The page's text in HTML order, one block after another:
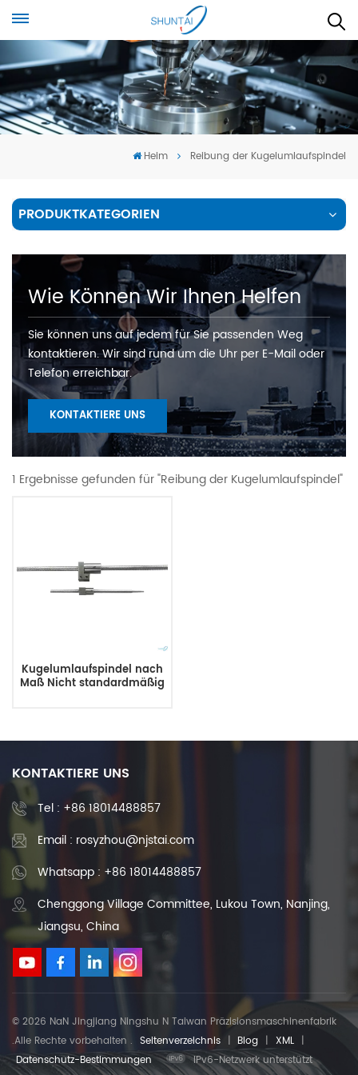
Heim Reibung der Kugelumlaufspindel
PRODUKTKATEGORIEN
Wie Können Wir Ihnen Helfen
Sie können uns auf jedem für Sie passenden Weg
kontaktieren. Wir sind rund um die Uhr per E-Mail oder
Telefon erreichbar.
KONTAKTIERE UNS
1 Ergebnisse gefunden für "Reibung der Kugelumlaufspindel"
Kugelumlaufspindel nach
Maß Nicht standardmäßig
KONTAKTIERE UNS
Tel : +86 18014488857
Email : rosyzhou@njstai.com
Whatsapp : +86 18014488857
Chenggong Village Committee, Lukou Town, Nanjing,
Jiangsu, China
© 2026 NaN Jingjiang Ningshu N Taiwan Präzisionsmaschinenfabrik
.Alle Rechte vorbehalten . Seitenverzeichnis | Blog | XML |
Datenschutz-Bestimmungen
IPv6-Netzwerk unterstützt